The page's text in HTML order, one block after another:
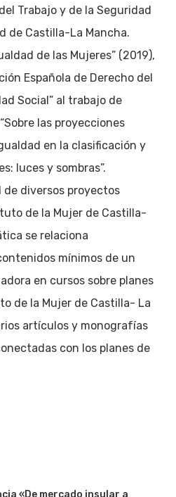
Trabajo y de la Seguridad
de Castilla-La Mancha.
de las Mujeres” (2019),
Española de Derecho del
Social” al trabajo de
las proyecciones
en la clasificación y
luces y sombras”.
diversos proyectos
de la Mujer de Castilla-
se relaciona
mínimos de un
en cursos sobre planes
de la Mujer de Castilla- La
artículos y monografías
con los planes de
«De mercado insular a